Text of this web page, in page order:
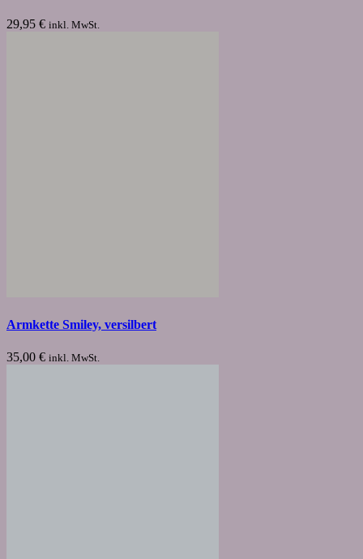
29,95 € inkl. MwSt.
Armkette Smiley, versilbert
35,00 € inkl. MwSt.